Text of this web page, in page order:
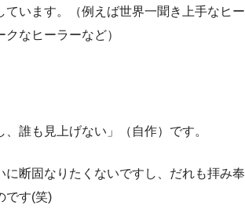
ています。（例えば世界一聞き上手なヒー
なヒーラーなど）
、誰も見上げない」（自作）です。
に断固なりたくないですし、だれも拝み奉
です(笑)